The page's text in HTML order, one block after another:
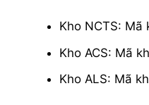
Kho NCTS: Mã
Kho ACS: Mã
Kho ALS: Mã